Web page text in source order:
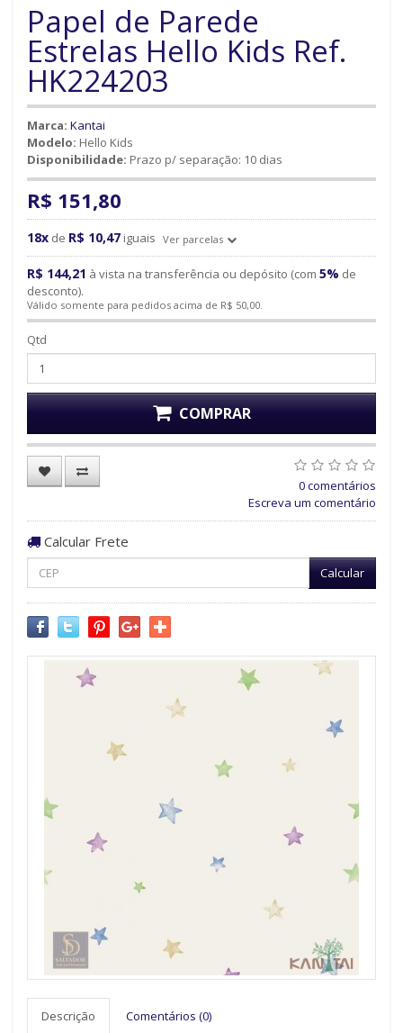
Papel de Parede
Estrelas Hello Kids Ref.
HK224203
Marca: Kantai
Modelo: Hello Kids
Disponibilidade: Prazo p/ separação: 10 dias
R$ 151,80
18x de R$ 10,47 iguais Ver parcelas
R$ 144,21 à vista na transferência ou depósito (com 5% de
desconto).
Válido somente para pedidos acima de R$ 50,00.
Qtd
COMPRAR
0 comentários
Escreva um comentário
Calcular Frete
Calcular
Descrição Comentários (0)